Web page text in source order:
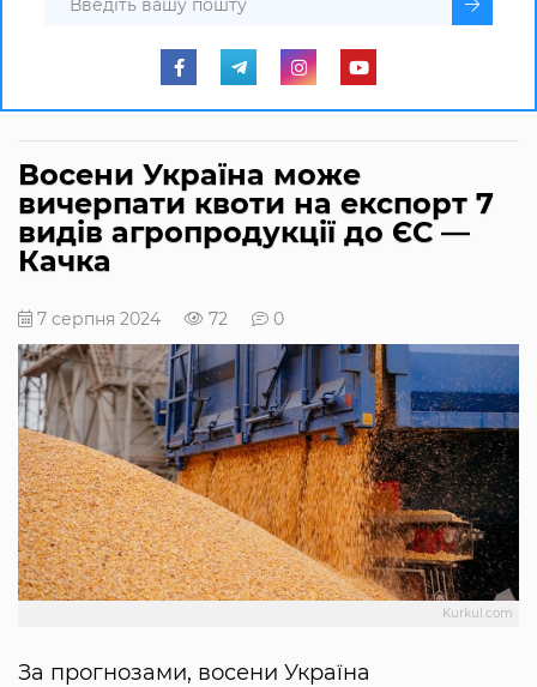
Восени Україна може
вичерпати квоти на експорт 7
видів агропродукції до ЄС —
Качка
7 серпня 2024 72 0
Kurkul.com
За прогнозами, восени Україна